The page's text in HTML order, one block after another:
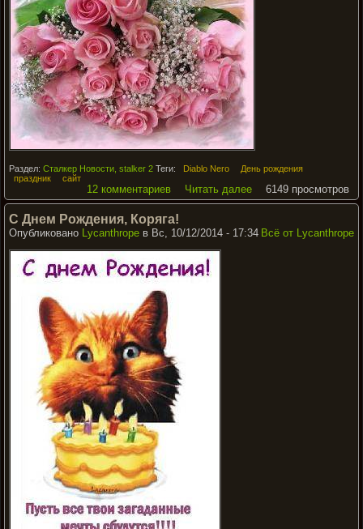
Раздел: Сталкер Новости, stalker 2 Теги: Diablo Nero
День рождения
праздник
сайт
12 комментариев Читать далее 6149 просмотров
С Днем Рождения, Коряга!
Всё от Lycanthrope
Опубликовано Lycanthrope в Вс, 10/12/2014 - 17:34